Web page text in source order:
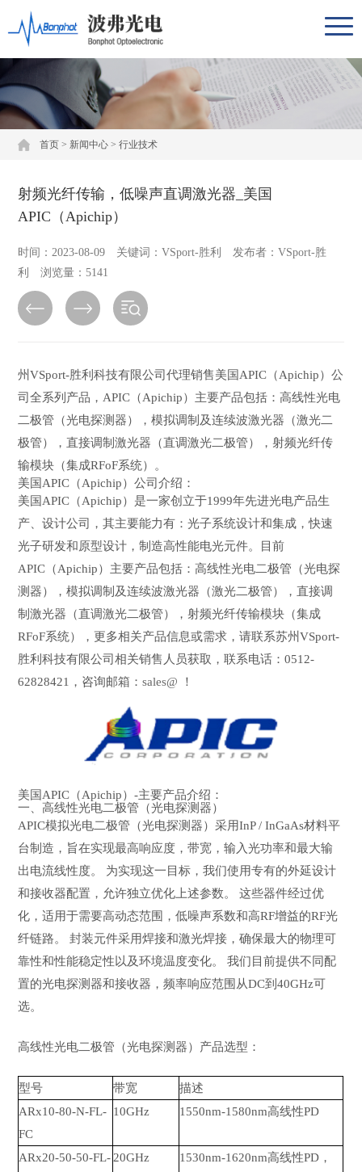
首页 > 新闻中心 >行业技术
射频光纤传输，低噪声直调激光器_美国
APIC（Apichip）
时间：2023-08-09 关键词：VSport-胜利 发布者：VSport-胜
利 浏览量：5141
州VSport-胜利科技有限公司代理销售美国APIC（Apichip）公
司全系列产品，APIC（Apichip）主要产品包括：高线性光电
二极管（光电探测器），模拟调制及连续波激光器（激光二
极管），直接调制激光器（直调激光二极管），射频光纤传
输模块（集成RFoF系统）。
美国APIC（Apichip）公司介绍：
美国APIC（Apichip）是一家创立于1999年先进光电产品生
产、设计公司，其主要能力有：光子系统设计和集成，快速
光子研发和原型设计，制造高性能电光元件。目前
APIC（Apichip）主要产品包括：高线性光电二极管（光电探
测器），模拟调制及连续波激光器（激光二极管），直接调
制激光器（直调激光二极管），射频光纤传输模块（集成
RFoF系统），更多相关产品信息或需求，请联系苏州VSport-
胜利科技有限公司相关销售人员获取，联系电话：0512-
62828421，咨询邮箱：sales@ ！
美国APIC（Apichip）-主要产品介绍：
一、高线性光电二极管（光电探测器）
APIC模拟光电二极管（光电探测器）采用InP / InGaAs材料平
台制造，旨在实现最高响应度，带宽，输入光功率和最大输
出电流线性度。 为实现这一目标，我们使用专有的外延设计
和接收器配置，允许独立优化上述参数。 这些器件经过优
化，适用于需要高动态范围，低噪声系数和高RF增益的RF光
纤链路。 封装元件采用焊接和激光焊接，确保最大的物理可
靠性和性能稳定性以及环境温度变化。 我们目前提供不同配
置的光电探测器和接收器，频率响应范围从DC到40GHz可
选。
高线性光电二极管（光电探测器）产品选型：
型号 带宽
描述
ARx10-80-N-FL-
FC
10GHz 1550nm-1580nm高线性PD
ARx20-50-50-FL- 20GHz
1530nm-1620nm高线性PD，